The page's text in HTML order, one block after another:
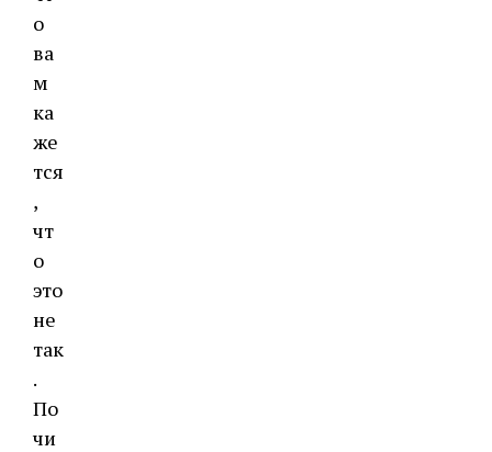
о
ва
м
ка
же
тся
,
чт
о
это
не
так
.
По
чи